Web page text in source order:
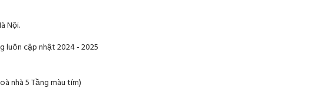
Nội.
luôn cập nhật 2024 - 2025
nhà 5 Tầng màu tím)